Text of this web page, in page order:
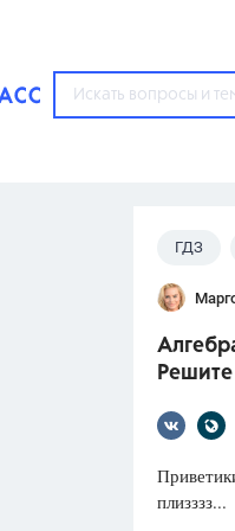
Популярные темы
ГДЗ
ОГЭ
ФИПИ
ГДЗ
плизззз...